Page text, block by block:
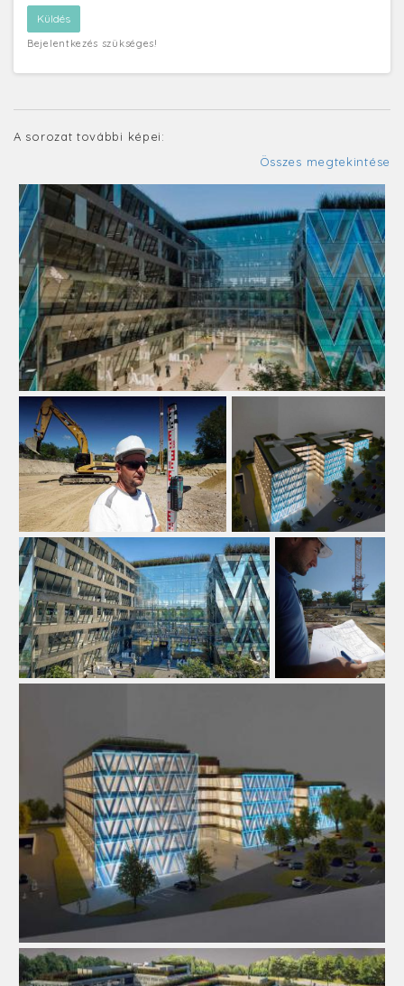
Bejelentkezés szükséges!
A sorozat további képei:
Összes megtekintése